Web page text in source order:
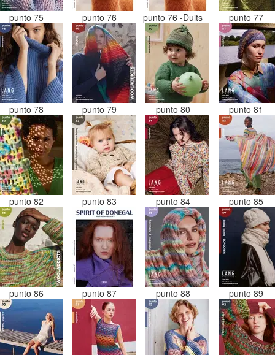
punto 75 punto 76 punto 76 -Duits punto 77
punto 78 punto 79 punto 80 punto 81
punto 82 punto 83 punto 84 punto 85
punto 86 punto 87 punto 88 punto 89